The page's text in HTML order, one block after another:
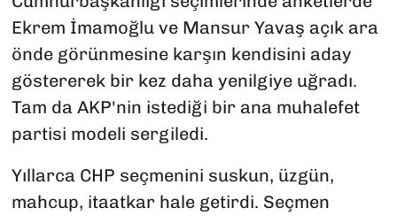
Ekrem İmamoğlu ve Mansur Yavaş açık ara
önde görünmesine karşın kendisini aday
göstererek bir kez daha yenilgiye uğradı.
Tam da AKP'nin istediği bir ana muhalefet
partisi modeli sergiledi.
Yıllarca CHP seçmenini suskun, üzgün,
mahcup, itaatkar hale getirdi. Seçmen